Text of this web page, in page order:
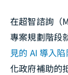
在超智諮詢（
專案規劃階
見的 AI 導入
化政府補助的